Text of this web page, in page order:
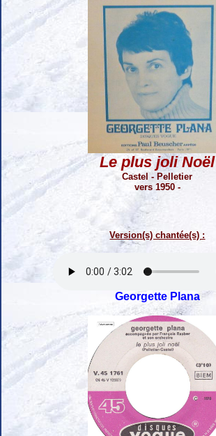
Le plus joli Noël
Castel - Pelletier
vers 1950 -
Version(s) chantée(s) :
Georgette Plana